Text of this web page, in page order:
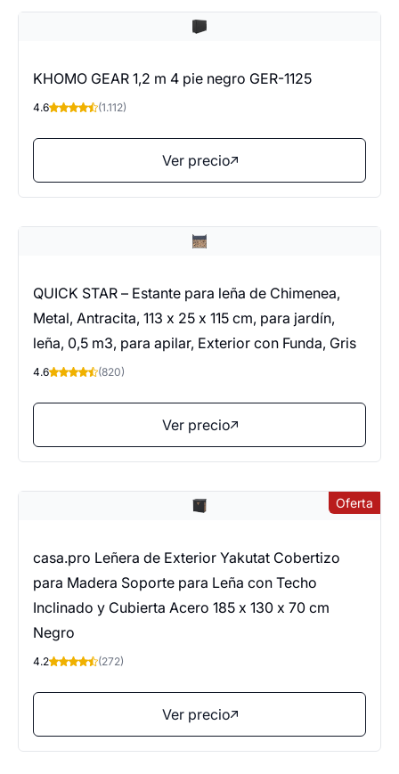
KHOMO GEAR 1,2 m 4 pie negro GER-1125
4.6 (1.112)
Ver precio
QUICK STAR – Estante para leña de Chimenea,
Metal, Antracita, 113 x 25 x 115 cm, para jardín,
leña, 0,5 m3, para apilar, Exterior con Funda, Gris
4.6 (820)
Ver precio
Oferta
casa.pro Leñera de Exterior Yakutat Cobertizo
para Madera Soporte para Leña con Techo
Inclinado y Cubierta Acero 185 x 130 x 70 cm
Negro
4.2 (272)
Ver precio